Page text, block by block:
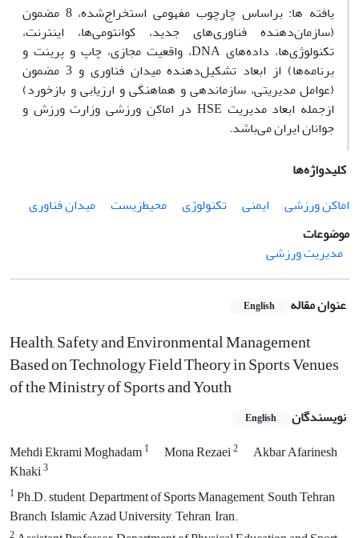
یافته ها: براساس چارچوب مفهومی استخراج‌شده، 8 مضمون
(سازمان‌دهنده فناوری‌های جدید، کوانتومی‌ها، اینترنت،
تکنولوژی‌ها، داده‌های DNA، واقعیت مجازی، چاپ و پرینت و
برنامه‌ها) از ابعاد تشکیل‌دهنده میدان فناوری و 3 مضمون
(عوامل مدیریتی، سازماندهی و هماهنگی و ارزیابی و بازخورد)
ازجمله ابعاد مدیریت HSE در اماکن ورزشی وزارت ورزش و
جوانان ایران می‌باشد.
کلیدواژه‌ها
اماکن ورزشی
ایمنی تکنولوژی محیط‌زیست
میدان فناوری
موضوعات
مدیریت ورزشی
عنوان مقاله English
Health, Safety and Environmental Management
Based on Technology Field Theory in Sports Venues
of the Ministry of Sports and Youth
نویسندگان English
Mehdi Ekrami Moghadam1 Mona Rezaei2
Akbar Afarinesh
Khaki3
1Ph.D. student, Department of Sports Management, South Tehran
Branch, Islamic Azad University, Tehran, Iran.